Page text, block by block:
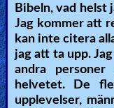
Bibeln, vad helst
Jag kommer att
kan inte citera
jag att ta upp.
andra
helvetet. De
upplevelser,